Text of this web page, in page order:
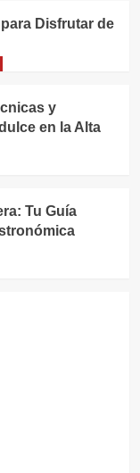
Disfrutar de
y
en la Alta
Tu Guía